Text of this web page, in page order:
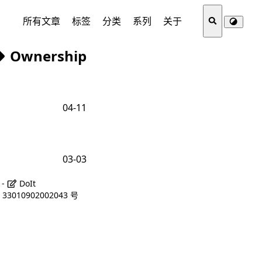
所有文章 标签 分类 系列 关于
Ownership
04-11
03-03
DoIt
号